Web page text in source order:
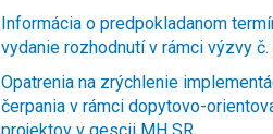
Informácia o predpokladanom
vydanie rozhodnutí v rámci výzvy č.
Opatrenia na zrýchlenie
čerpania v rámci dopytovo-